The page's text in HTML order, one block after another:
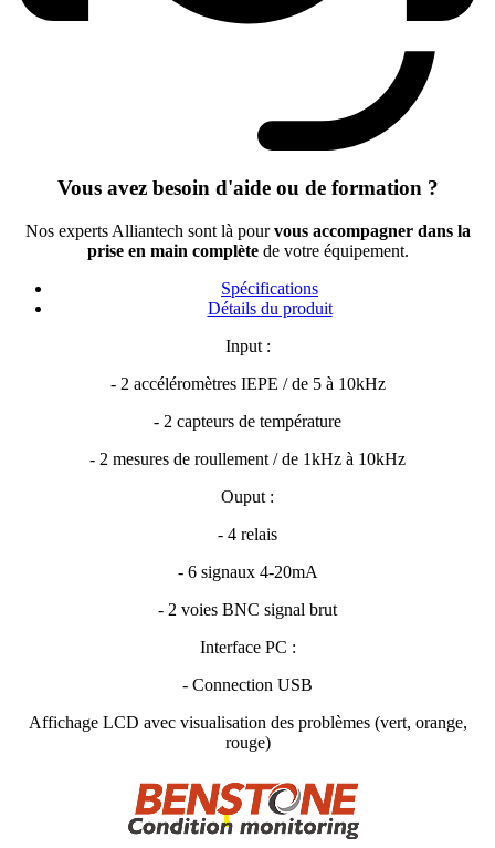
Vous avez besoin d'aide ou de formation ?
Nos experts Alliantech sont là pourvous accompagner dans la
prise en main complètede votre équipement.
Spécifications
Détails du produit
Input :
- 2 accéléromètres IEPE / de 5 à 10kHz
- 2 capteurs de température
- 2 mesures de roullement / de 1kHz à 10kHz
Ouput :
- 4 relais
- 6 signaux 4-20mA
- 2 voies BNC signal brut
Interface PC :
- Connection USB
Affichage LCD avec visualisation des problèmes (vert, orange,
rouge)